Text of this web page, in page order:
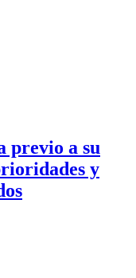
previo a su
y